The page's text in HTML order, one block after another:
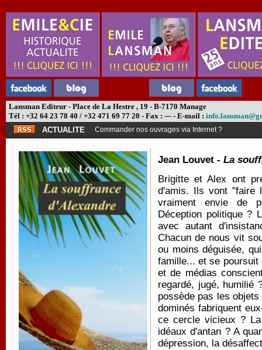
Lansman Editeur - Place de La Hestre , 19 - B-7170 Manage
Tél : +32 64 23 78 40 / +32 471 69 77 20 - Fax : --- - E-mail :
ACTUALITE
Commander nos ouvrages via Internet ?
Jean Louvet - La
Brigitte et Alex ont
d'amis. Ils vont "faire
vraiment envie de
Déception politique ?
avec autant
Chacun de nous vit
ou moins déguisée,
famille... et se poursuit
et de médias
regardé, jugé, humilié
possède pas les
dominés fabriquent
ce cercle vicieux ?
idéaux d'antan ? A
dépression, la